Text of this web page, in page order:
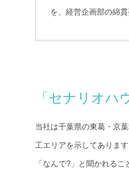
を、経営企画部の綿貫
「セナリオハ
当社は千葉県の東葛・京
工エリアを示してありま
「なんで?」と聞かれるこ